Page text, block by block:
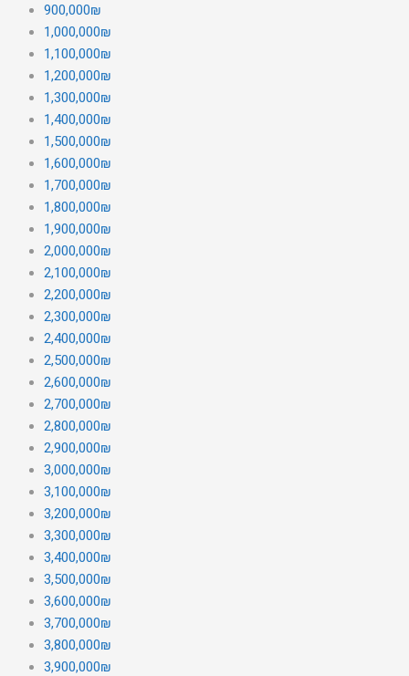
900,000₪
1,000,000₪
1,100,000₪
1,200,000₪
1,300,000₪
1,400,000₪
1,500,000₪
1,600,000₪
1,700,000₪
1,800,000₪
1,900,000₪
2,000,000₪
2,100,000₪
2,200,000₪
2,300,000₪
2,400,000₪
2,500,000₪
2,600,000₪
2,700,000₪
2,800,000₪
2,900,000₪
3,000,000₪
3,100,000₪
3,200,000₪
3,300,000₪
3,400,000₪
3,500,000₪
3,600,000₪
3,700,000₪
3,800,000₪
3,900,000₪